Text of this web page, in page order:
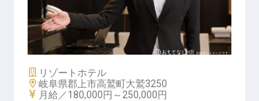
スキー場（ゲレンデ）の受付担当
施設業態
リゾートホテル
勤務地
岐阜県郡上市高鷲町大鷲3250
給与
月給／180,000円～ 250,000円